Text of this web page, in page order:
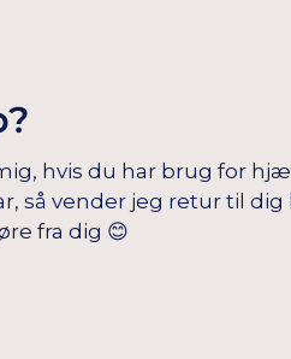
hvis du har brug for
så vender jeg retur til
fra dig 😊